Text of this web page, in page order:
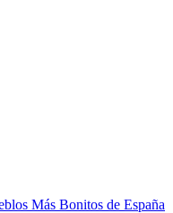
Más Bonitos de España